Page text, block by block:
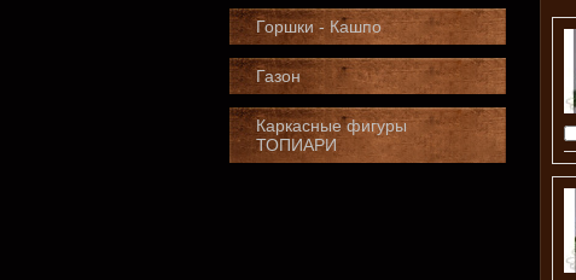
Горшки - Кашпо
Газон
Каркасные фигуры
ТОПИАРИ